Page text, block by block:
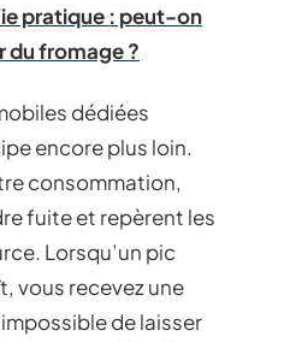
pratique : peut-on
du fromage ?
dédiées
encore plus loin.
consommation,
fuite et repèrent les
Lorsqu’un pic
vous recevez une
de laisser